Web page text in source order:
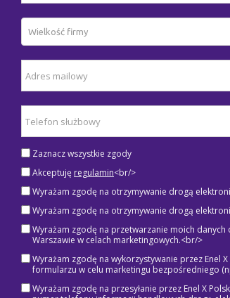
Zaznacz wszystkie zgody
Akceptuję regulamin<br/>
Wyrażam zgodę na otrzymywanie drogą
Wyrażam zgodę na otrzymywanie drogą
Wyrażam zgodę na przetwarzanie moich danych
Warszawie w celach marketingowych.<br/>
Wyrażam zgodę na wykorzystywanie przez Enel
formularzu w celu marketingu bezpośredniego
Wyrażam zgodę na przesyłanie przez Enel X